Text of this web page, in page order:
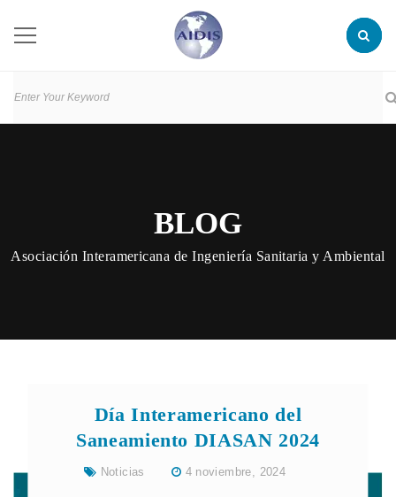
BLOG
Asociación Interamericana de Ingeniería Sanitaria y Ambiental
Día Interamericano del
Saneamiento DIASAN 2024
Noticias 4 noviembre, 2024